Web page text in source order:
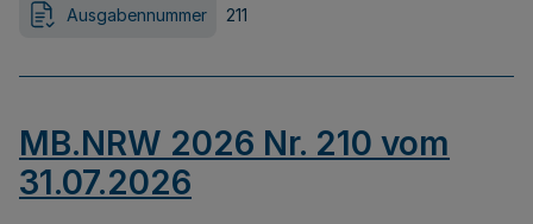
Ausgabennummer 211
MB.NRW 2026 Nr. 210 vom
31.07.2026